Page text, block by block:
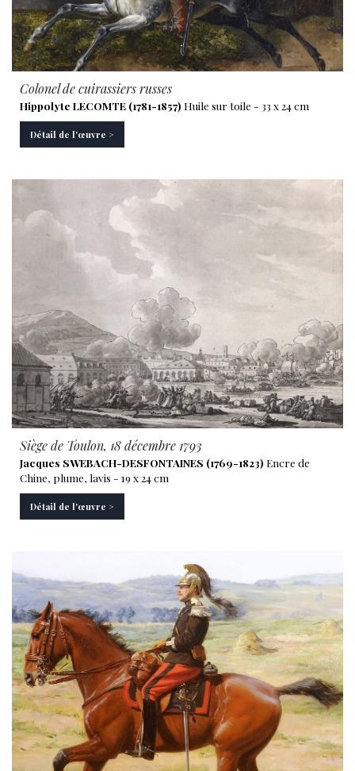
Colonel de cuirassiers russes
Hippolyte LECOMTE (1781-1857) Huile sur toile - 33 x 24 cm
Détail de l'œuvre >
Siège de Toulon, 18 décembre 1793
Jacques SWEBACH-DESFONTAINES (1769-1823) Encre de
Chine, plume, lavis - 19 x 24 cm
Détail de l'œuvre >